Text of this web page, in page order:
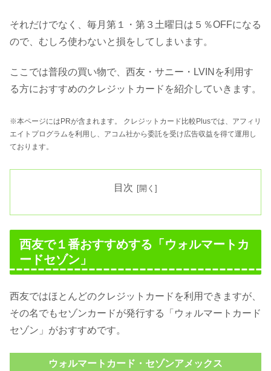
それだけでなく、毎月第１・第３土曜日は５％OFFになる
ので、むしろ使わないと損をしてしまいます。
ここでは普段の買い物で、西友・サニー・LVINを利用す
る方におすすめのクレジットカードを紹介していきます。
※本ページにはPRが含まれます。 クレジットカード比較Plusでは、アフィリ
エイトプログラムを利用し、アコム社から委託を受け広告収益を得て運用し
ております。
目次
西友で１番おすすめする「ウォルマートカ
ードセゾン」
西友ではほとんどのクレジットカードを利用できますが、
その名でもセゾンカードが発行する「ウォルマートカード
セゾン」がおすすめです。
ウォルマートカード・セゾンアメックス